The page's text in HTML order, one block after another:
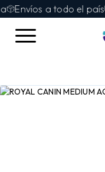
Envíos a todo el país